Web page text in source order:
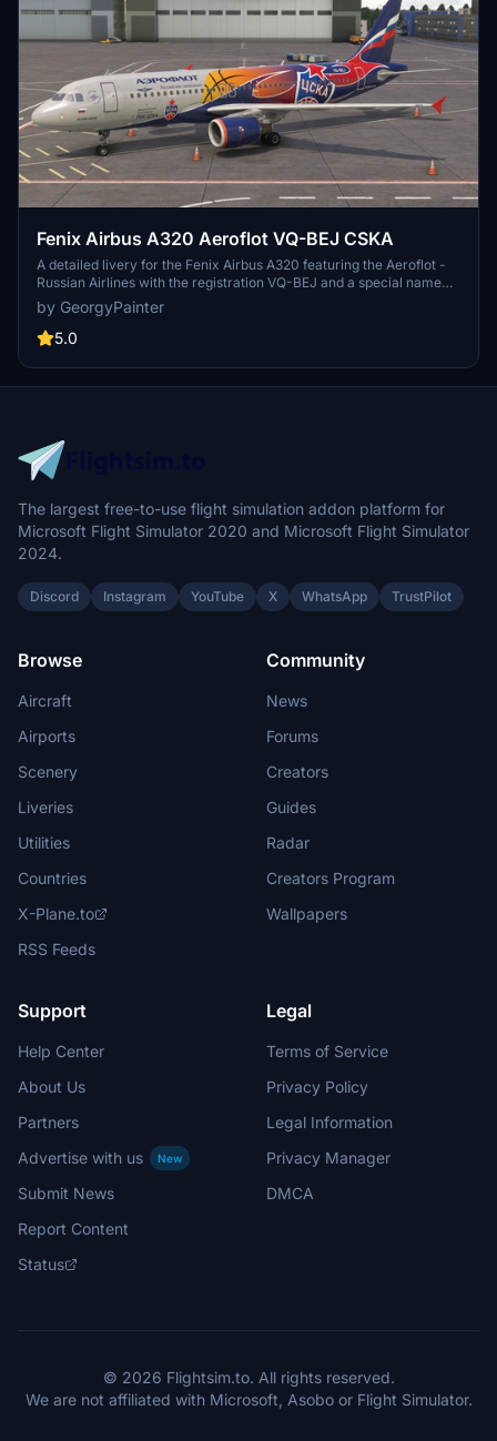
Fenix Airbus A320 Aeroflot VQ-BEJ CSKA
A detailed livery for the Fenix Airbus A320 featuring the Aeroflot -
Russian Airlines with the registration VQ-BEJ and a special name
CSKA. Easily install by copying the liveries folder into your MSFS
"Community" folder. Share feedback or report any issues in the VK
community. Thank you for choosing this livery and enjoy your flight!
by GeorgyPainter
5.0
The largest free-to-use flight simulation addon platform for
Microsoft Flight Simulator 2020 and Microsoft Flight Simulator
2024.
Discord Instagram YouTube X WhatsApp TrustPilot
Browse
Aircraft
Airports
Scenery
Liveries
Utilities
Countries
X-Plane.to
RSS Feeds
Community
News
Forums
Creators
Guides
Radar
Creators Program
Wallpapers
Support
Help Center
About Us
Partners
Advertise with us
New
Submit News
Report Content
Status
Legal
Terms of Service
Privacy Policy
Legal Information
Privacy Manager
DMCA
© 2026 Flightsim.to. All rights reserved.
We are not affiliated with Microsoft, Asobo or Flight Simulator.